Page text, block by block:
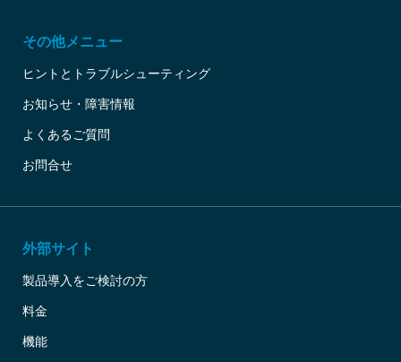
その他メニュー
ヒントとトラブルシューティング
お知らせ・障害情報
よくあるご質問
お問合せ
外部サイト
製品導入をご検討の方
料金
機能